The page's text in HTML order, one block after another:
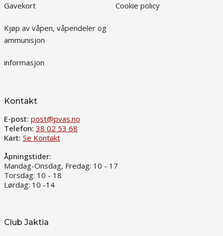
Gavekort
Kjøp av våpen, våpendeler og
ammunisjon
informasjon
Cookie policy
Kontakt
E-post: post@pvas.no
Telefon: 38 02 53 68
Kart: Se Kontakt
Åpningstider:
Mandag-Onsdag, Fredag: 10 - 17
Torsdag: 10 - 18
Lørdag: 10 -14
Club Jaktia